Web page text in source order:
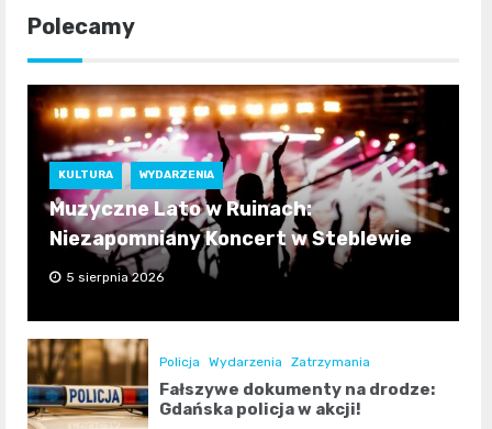
Polecamy
KULTURA WYDARZENIA
Muzyczne Lato w Ruinach:
Niezapomniany Koncert w Steblewie
5 sierpnia 2026
Policja Wydarzenia Zatrzymania
Fałszywe dokumenty na drodze:
Gdańska policja w akcji!